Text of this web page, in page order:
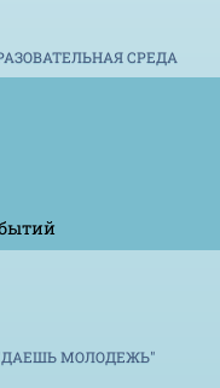
СРЕДА
МОЛОДЕЖЬ"